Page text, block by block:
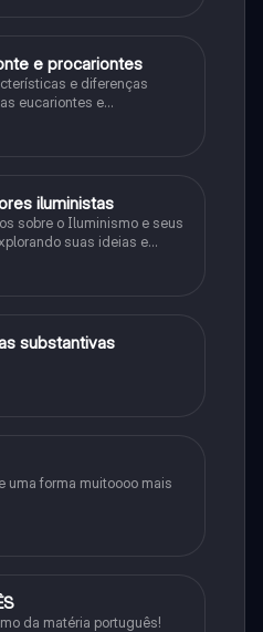
e procariontes
e diferenças
eucariontes e
iluministas
sobre o Iluminismo e seus
suas ideias e
substantivas
uma forma muitoooo mais
da matéria português!